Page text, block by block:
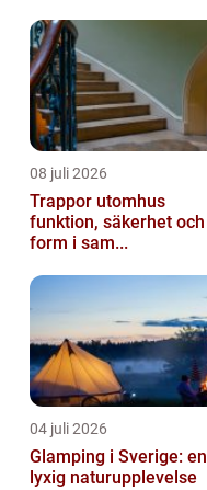
08 juli 2026
Trappor utomhus
funktion, säkerhet och
form i sam...
04 juli 2026
Glamping i Sverige: en
lyxig naturupplevelse